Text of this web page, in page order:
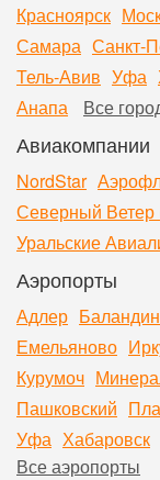
Красноярск
Самара Санкт-
Тель-Авив Уфа
Анапа
Все
Авиакомпании
NordStar
Северный Ветер
Уральские
Аэропорты
Адлер
Емельяново
Курумоч
Пашковский
Уфа Хабаровск
Все аэропорты